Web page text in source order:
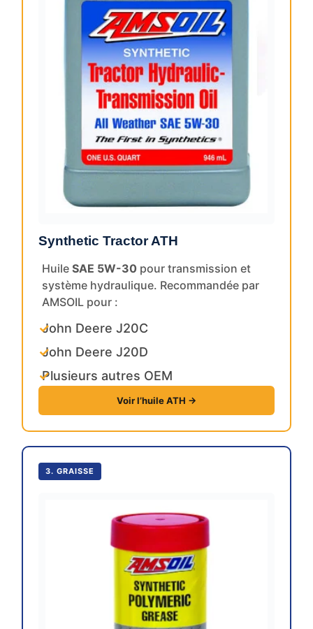
Synthetic Tractor ATH
Huile SAE 5W-30 pour transmission et
système hydraulique. Recommandée par
AMSOIL pour :
✓
John Deere J20C
✓
John Deere J20D
✓
Plusieurs autres OEM
Voir l’huile ATH →
3. GRAISSE